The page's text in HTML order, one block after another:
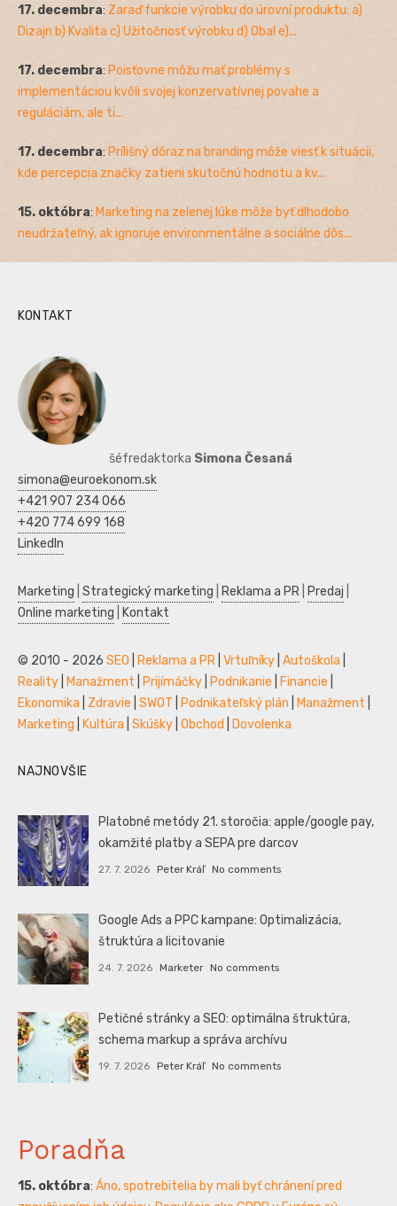
17. decembra: Zaraď funkcie výrobku do úrovní produktu: a)
Dizajn b) Kvalita c) Užitočnosť výrobku d) Obal e)...
17. decembra: Poisťovne môžu mať problémy s
implementáciou kvôli svojej konzervatívnej povahe a
reguláciám, ale ti...
17. decembra: Prílišný dôraz na branding môže viesť k situácii,
kde percepcia značky zatieni skutočnú hodnotu a kv...
15. októbra: Marketing na zelenej lúke môže byť dlhodobo
neudržateľný, ak ignoruje environmentálne a sociálne dôs...
KONTAKT
šéfredaktorka Simona Česaná
simona@euroekonom.sk
+421 907 234 066
+420 774 699 168
LinkedIn
Marketing Strategický marketing Reklama a PR Predaj
Online marketing
Kontakt
© 2010 - 2026 SEO Reklama a PR Vrtuľníky Autoškola
Reality
Manažment Prijímáčky Podnikanie Financie
Ekonomika
Zdravie SWOT Podnikateľský plán Manažment
Marketing
Kultúra Skúšky Obchod Dovolenka
NAJNOVŠIE
Platobné metódy 21. storočia: apple/google pay,
okamžité platby a SEPA pre darcov
27. 7. 2026 Peter Kráľ No comments
Google Ads a PPC kampane: Optimalizácia,
štruktúra a licitovanie
24. 7. 2026 Marketer No comments
Petičné stránky a SEO: optimálna štruktúra,
schema markup a správa archívu
19. 7. 2026 Peter Kráľ No comments
Poradňa
15. októbra: Áno, spotrebitelia by mali byť chránení pred